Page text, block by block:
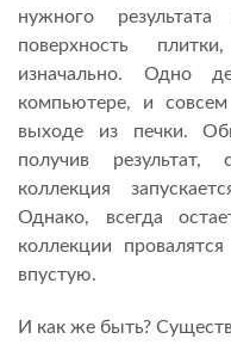
нужного
поверхность
изначально. Одно
компьютере, и
выходе из печки.
получив результат,
коллекция
Однако, всегда
коллекции
впустую.
И как же быть?